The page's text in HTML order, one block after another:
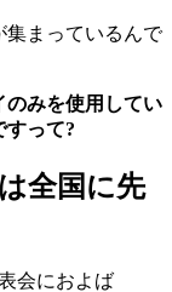
集まっているんで
のみを使用してい
すって?
全国に先
会におよば